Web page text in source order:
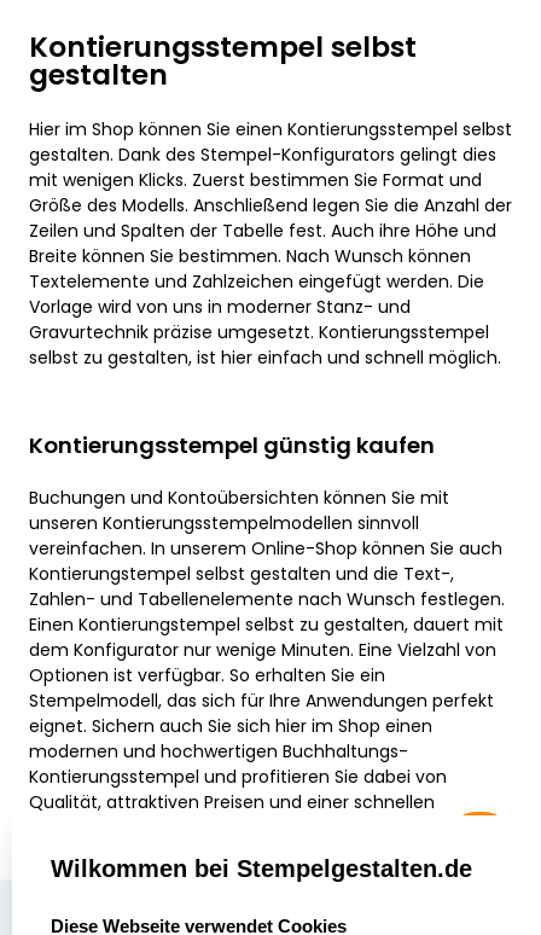
Kontierungsstempel selbst
gestalten
Hier im Shop können Sie einen Kontierungsstempel selbst
gestalten. Dank des Stempel-Konfigurators gelingt dies
mit wenigen Klicks. Zuerst bestimmen Sie Format und
Größe des Modells. Anschließend legen Sie die Anzahl der
Zeilen und Spalten der Tabelle fest. Auch ihre Höhe und
Breite können Sie bestimmen. Nach Wunsch können
Textelemente und Zahlzeichen eingefügt werden. Die
Vorlage wird von uns in moderner Stanz- und
Gravurtechnik präzise umgesetzt. Kontierungsstempel
selbst zu gestalten, ist hier einfach und schnell möglich.
Kontierungsstempel günstig kaufen
Buchungen und Kontoübersichten können Sie mit
unseren Kontierungsstempelmodellen sinnvoll
vereinfachen. In unserem Online-Shop können Sie auch
Kontierungstempel selbst gestalten und die Text-,
Zahlen- und Tabellenelemente nach Wunsch festlegen.
Einen Kontierungstempel selbst zu gestalten, dauert mit
dem Konfigurator nur wenige Minuten. Eine Vielzahl von
Optionen ist verfügbar. So erhalten Sie ein
Stempelmodell, das sich für Ihre Anwendungen perfekt
eignet. Sichern auch Sie sich hier im Shop einen
modernen und hochwertigen Buchhaltungs-
Kontierungsstempel und profitieren Sie dabei von
Qualität, attraktiven Preisen und einer schnellen
Über uns
Wilkommen bei Stempelgestalten.de
Diese Webseite verwendet Cookies